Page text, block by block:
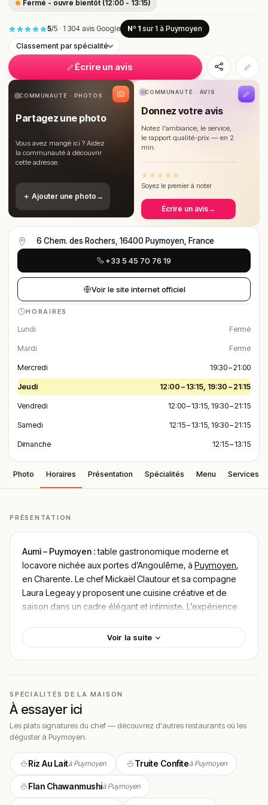
Fermé - ouvre bientôt (12:00 - 13:15)
5/5 · 1 304 avis Google Nº 1 sur 1 à Puymoyen
Classement par spécialité
Écrire un avis
COMMUNAUTÉ · PHOTOS
Partagez une photo
Vous avez mangé ici ? Aidez
la communauté à découvrir
cette adresse.
＋ Ajouter une photo →
COMMUNAUTÉ · AVIS
Donnez votre avis
Notez l'ambiance, le service,
le rapport qualité-prix — en 2
min.
★ ★ ★ ★ ★
Soyez le premier à noter
Écrire un avis→
6 Chem. des Rochers, 16400 Puymoyen, France
+33 5 45 70 76 19
Voir le site internet officiel
HORAIRES
Lundi Fermé
Mardi Fermé
Mercredi 19:30 – 21:00
Jeudi 12:00 – 13:15, 19:30 – 21:15
Vendredi 12:00 – 13:15, 19:30 – 21:15
Samedi 12:15 – 13:15, 19:30 – 21:15
Dimanche 12:15 – 13:15
Photo Horaires Présentation Spécialités Menu Services
PRÉSENTATION
Aumì – Puymoyen : table gastronomique moderne et
locavore nichée aux portes d’Angoulême, à Puymoyen,
en Charente. Le chef Mickaël Clautour et sa compagne
Laura Legeay y proposent une cuisine créative et de
saison dans un cadre élégant et intimiste. L’expérience
généralement compris entre 60 et 100 € par personne.
s’est hissée parmi les tables les plus courues de la
région, au point qu’il faut souvent réserver plusieurs
semaines, voire plusieurs mois à l’avance.
Face à l’église du village, la maison claire et paisible
cultive un contraste réussi entre les matières
authentiques du bâti d’origine et une décoration
contemporaine épurée. La cuisine, ouverte sur la salle,
place le geste du chef au cœur de l’expérience.
Voir la suite
SPÉCIALITÉS DE LA MAISON
À essayer ici
Les plats signatures du chef — découvrez d'autres restaurants où les
déguster à Puymoyen.
Riz Au Laità Puymoyen Truite Confiteà Puymoyen
Flan Chawanmushià Puymoyen